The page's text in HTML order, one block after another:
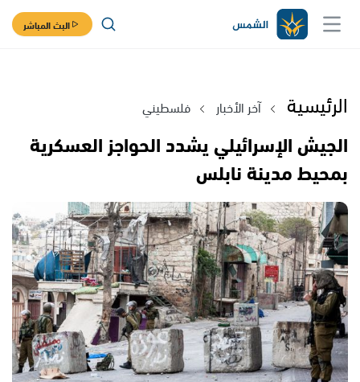
البث المباشر
الرئيسية آخر الأخبار فلسطيني
الجيش الإسرائيلي يشدد الحواجز العسكرية
بمحيط مدينة نابلس